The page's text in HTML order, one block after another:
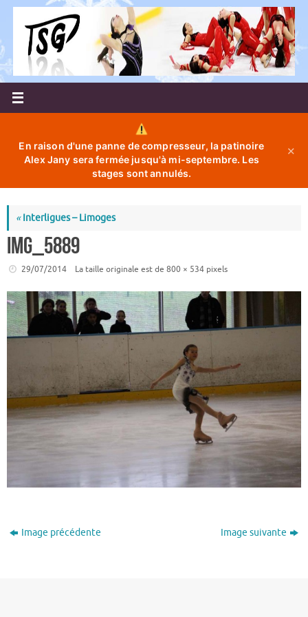
Passer
contenu
En raison d'une panne de compresseur, la patinoire
Alex Jany sera fermée jusqu'à mi-septembre. Les
stages sont annulés.
✕
«Interligues – Limoges
IMG_5889
29/07/2014 La taille originale est de 800 × 534pixels
Image précédente Image suivante